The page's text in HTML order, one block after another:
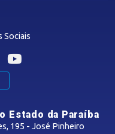
Sociais
Estado da Paraíba
195 - José Pinheiro